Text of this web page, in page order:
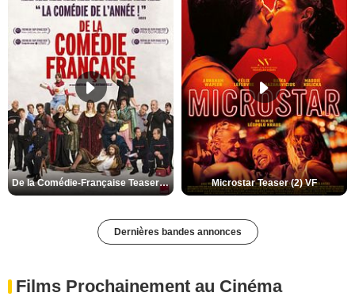
De la Comédie-Française Teaser (3) VF Microstar Teaser (2) VF
Dernières bandes annonces
Films Prochainement au Cinéma